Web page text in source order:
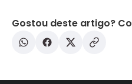
Gostou deste artigo?